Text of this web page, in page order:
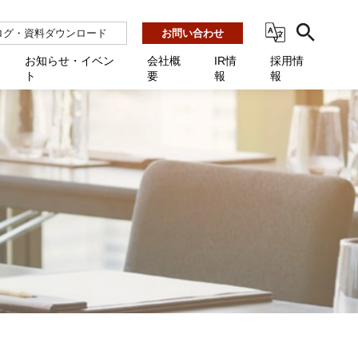
グ・資料ダウンロード お問い合わせ
援 Net.Pro
行 Net.Assist
守 Net.Cover
理 Net.AMF
向け
・教育委員会向け
け
向け
け
ーション連携 AMF-SEC
ンバックアップ
型インシデントレスポンス訓練基盤 NetQuest
るご質問 / お困りのときに
生時に必要な情報
イトサービス契約中のお客様へ
お知らせ・イベン
ト
ー 展示会・学会
会社概
要
会社一覧
シティ推進
テークホルダー方針
IR情
報
採用情
報